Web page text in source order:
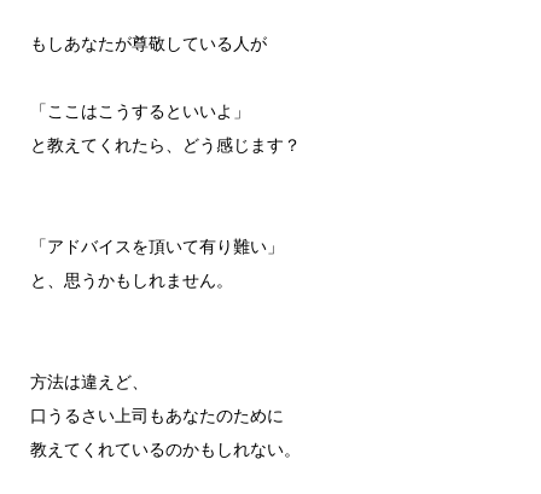
もしあなたが尊敬している人が
「ここはこうするといいよ」
と教えてくれたら、どう感じます？
「アドバイスを頂いて有り難い」
と、思うかもしれません。
方法は違えど、
口うるさい上司もあなたのために
教えてくれているのかもしれない。